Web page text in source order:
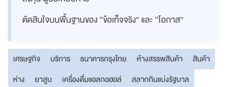
ตัดสินใจบนพื้นฐานของ “ข้อเท็จจริง” และ “โอกาส”
เศรษฐกิจ บริการ ธนาคารกรุงไทย ห้างสรรพสินค้า
สินค้า
ห่าง
ยาสูบ เครื่องดื่มแอลกอฮอล์
สลากกินแบ่งรัฐบาล